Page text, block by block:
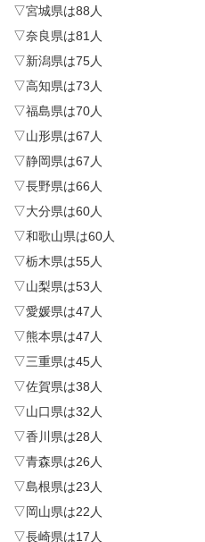
▽宮城県は88人
▽奈良県は81人
▽新潟県は75人
▽高知県は73人
▽福島県は70人
▽山形県は67人
▽静岡県は67人
▽長野県は66人
▽大分県は60人
▽和歌山県は60人
▽栃木県は55人
▽山梨県は53人
▽愛媛県は47人
▽熊本県は47人
▽三重県は45人
▽佐賀県は38人
▽山口県は32人
▽香川県は28人
▽青森県は26人
▽島根県は23人
▽岡山県は22人
▽長崎県は17人